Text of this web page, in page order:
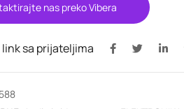
nas preko Vibera
link sa prijateljima